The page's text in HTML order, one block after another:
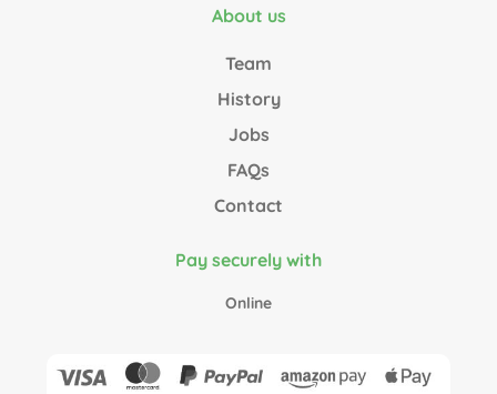
About us
Team
History
Jobs
FAQs
Contact
Pay securely with
Online